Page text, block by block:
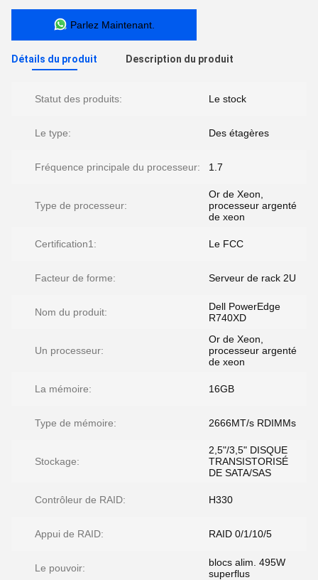
Parlez Maintenant.
Détails du produit Description du produit
Statut des produits: Le stock
Le type: Des étagères
Fréquence principale du processeur: 1.7
Type de processeur:
Or de Xeon,
processeur argenté
de xeon
Certification1: Le FCC
Facteur de forme: Serveur de rack 2U
Nom du produit:
Dell PowerEdge
R740XD
Un processeur:
Or de Xeon,
processeur argenté
de xeon
La mémoire: 16GB
Type de mémoire: 2666MT/s RDIMMs
Stockage:
2,5"/3,5" DISQUE
TRANSISTORISÉ
DE SATA/SAS
Contrôleur de RAID: H330
Appui de RAID: RAID 0/1/10/5
Le pouvoir:
blocs alim. 495W
superflus